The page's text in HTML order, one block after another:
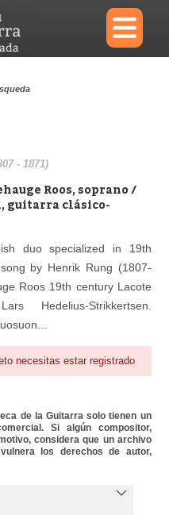
×
Diccionario
Reproductor
- 1871)
Roos, soprano /
guitarra clásico-
duo specialized in 19th
by Henrik Rung (1807-
Roos 19th century Lacote
Hedelius-Strikkertsen.
necesitas estar registrado
de la Guitarra solo tienen un
Si algún compositor,
considera que un archivo
los derechos de autor,